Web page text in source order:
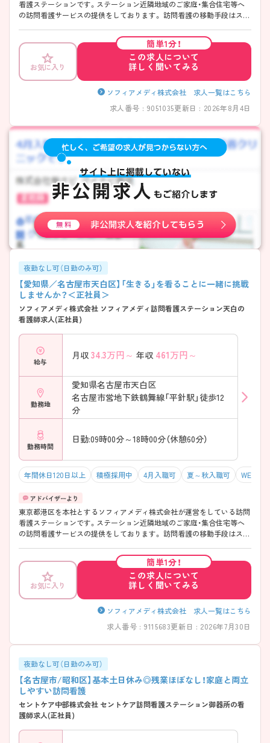
看護ステーションです。ステーション近隣地域のご家庭・集合住宅等へ
の訪問看護サービスの提供をしております。 訪問看護の移動手段はスマ
軽減するなど全国的に取り組まれております。 年間休日は120日と多く
ワークライフバランスのとりやすい環境です。教育面ではレクチャーや
OJT、実践の指導力、教育・研修マニュアルなど質が高く訪問看護未経験
の方もしっかり学ぶことができます。配属に関しましては応相談となっ
ております。ご興味をお持ちの方にはさらに詳細をお話しいたしますの
で、お気軽にご相談ください。
お気に入り
簡単1分！
この求人について
詳しく聞いてみる
ソフィアメディ株式会社 求人一覧はこちら
求人番号 : 9051035更新日 : 2026年8月4日
夜勤なし可（日勤のみ可）
【愛知県／名古屋市天白区】「生きる」を看ることに一緒に挑戦
しませんか？＜正社員＞
ソフィアメディ株式会社 ソフィアメディ訪問看護ステーション天白の
看護師求人(正社員)
給与
月収 34.3万円～ 年収 461万円～
勤務地
愛知県名古屋市天白区
名古屋市営地下鉄鶴舞線「平針駅」徒歩12
分
勤務時間
日勤:09時00分～18時00分（休憩60分）
年間休日120日以上 積極採用中 4月入職可 夏～秋入職可 WEB面
東京都港区を本社とするソフィアメディ株式会社が運営をしている訪問
看護ステーションです。ステーション近隣地域のご家庭・集合住宅等へ
の訪問看護サービスの提供をしております。 訪問看護の移動手段はスマ
軽減するなど全国的に取り組まれております。 年間休日は120日と多く
ワークライフバランスのとりやすい環境です。教育面ではレクチャーや
OJT、実践の指導力、教育・研修マニュアルなど質が高く訪問看護未経験
の方もしっかり学ぶことができます。配属に関しましては応相談となっ
ております。ご興味をお持ちの方にはさらに詳細をお話しいたしますの
で、お気軽にご相談ください。
お気に入り
簡単1分！
この求人について
詳しく聞いてみる
ソフィアメディ株式会社 求人一覧はこちら
求人番号 : 9115683更新日 : 2026年7月30日
夜勤なし可（日勤のみ可）
【名古屋市/昭和区】基本土日休み◎残業ほぼなし！家庭と両立
しやすい訪問看護
セントケア中部株式会社 セントケア訪問看護ステーション御器所の看
護師求人(正社員)